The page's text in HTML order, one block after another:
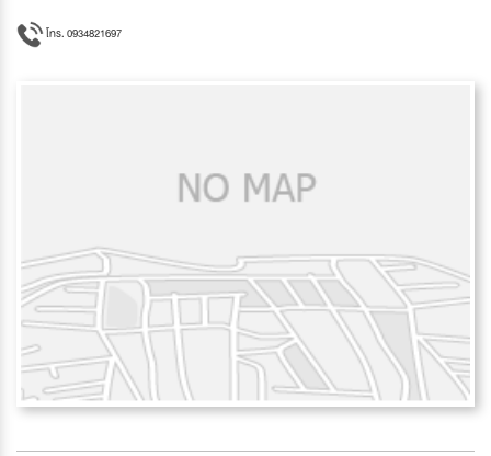
โทร. 0934821697